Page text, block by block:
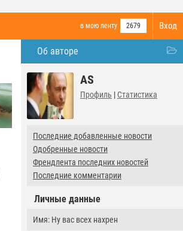
Вход
в мою ленту 2679
Об авторе
AS
Профиль | Статистика
Последние добавленные новости
Одобренные новости
Френдлента последних новостей
Последние комментарии
Личные данные
Имя: Ну вас всех нахрен